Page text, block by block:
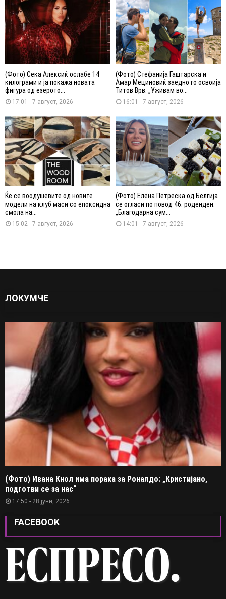
(Фото) Сека Алексиќ ослабе 14
килограми и ја покажа новата
фигура од езерото...
17:01 - 7 август, 2026
(Фото) Стефанија Гаштарска и
Амар Мециновиќ заедно го освоија
Титов Врв: „Уживам во...
16:01 - 7 август, 2026
Ќе се воодушевите од новите
модели на клуб маси со епоксидна
смола на...
15:02 - 7 август, 2026
(Фото) Елена Петреска од Белгија
се огласи по повод 46. роденден:
„Благодарна сум...
14:01 - 7 август, 2026
ЛОКУМЧЕ
(Фото) Ивана Кнол има порака за Роналдо: „Кристијано,
подготви се за нас“
17:50 - 28 јуни, 2026
FACEBOOK